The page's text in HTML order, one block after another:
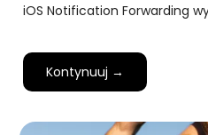
iOS Notification Forwarding
Kontynuuj →